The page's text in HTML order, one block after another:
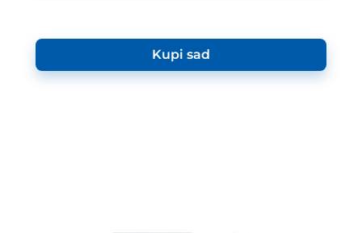
Kupi sad